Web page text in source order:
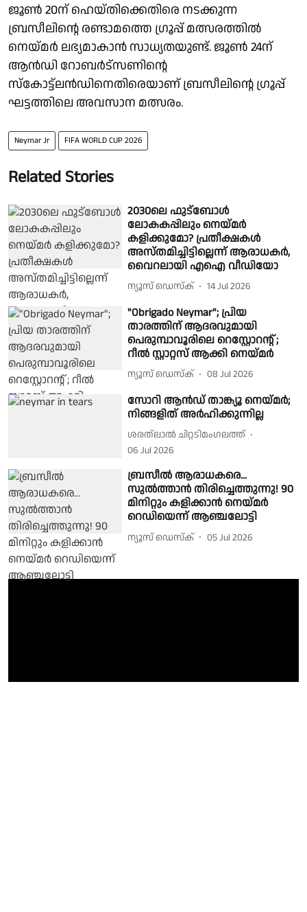
ജൂൺ 20ന് ഹെയ്തിക്കെതിരെ നടക്കുന്ന
ബ്രസീലിന്റെ രണ്ടാമത്തെ ഗ്രൂപ്പ് മത്സരത്തിൽ
നെയ്മർ ലഭ്യമാകാൻ സാധ്യതയുണ്ട്. ജൂൺ 24ന്
ആൻഡി റോബർട്സണിന്റെ
സ്കോട്ട്‌ലൻഡിനെതിരെയാണ് ബ്രസീലിന്റെ ഗ്രൂപ്പ്
ഘട്ടത്തിലെ അവസാന മത്സരം.
Neymar Jr FIFA WORLD CUP 2026
Related Stories
2030ലെ ഫുട്ബോൾ
ലോകകപ്പിലും നെയ്മർ
കളിക്കുമോ? പ്രതീക്ഷകൾ
അസ്തമിച്ചിട്ടില്ലെന്ന് ആരാധകർ,
വൈറലായി എഐ വീഡിയോ
ന്യൂസ് ഡെസ്ക് 14 Jul 2026
"Obrigado Neymar"; പ്രിയ
താരത്തിന് ആദരവുമായി
പെരുമ്പാവൂരിലെ റെസ്റ്റോറന്റ് ;
റീൽ സ്റ്റാറ്റസ് ആക്കി നെയ്മർ
ന്യൂസ് ഡെസ്ക് 08 Jul 2026
സോറി ആൻഡ് താങ്ക്യൂ നെയ്മർ;
നിങ്ങളിത് അർഹിക്കുന്നില്ല
ശരത്‌ലാൽ ചിറ്റടിമംഗലത്ത്
06 Jul 2026
ബ്രസീൽ ആരാധകരെ...
സുൽത്താൻ തിരിച്ചെത്തുന്നു! 90
മിനിറ്റും കളിക്കാൻ നെയ്മർ
റെഡിയെന്ന് ആഞ്ചലോട്ടി
ന്യൂസ് ഡെസ്ക് 05 Jul 2026